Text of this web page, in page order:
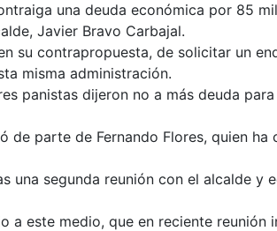
una deuda económica por 85
Javier Bravo Carbajal.
su contrapropuesta, de solicitar un
misma administración.
panistas dijeron no a más deuda
parte de Fernando Flores, quien
una segunda reunión con el alcalde y
a este medio, que en reciente